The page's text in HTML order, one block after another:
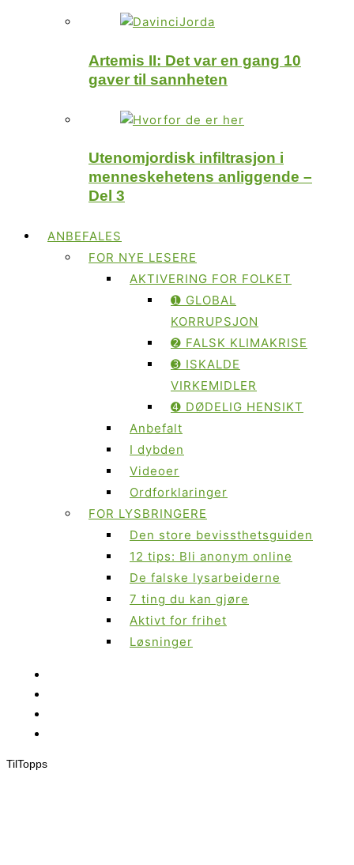
Artemis II: Det var en gang 10
gaver til sannheten
Utenomjordisk infiltrasjon i
menneskehetens anliggende –
Del 3
ANBEFALES
FOR NYE LESERE
AKTIVERING FOR FOLKET
➊ GLOBAL
KORRUPSJON
➋ FALSK KLIMAKRISE
➌ ISKALDE
VIRKEMIDLER
➍ DØDELIG HENSIKT
Anbefalt
I dybden
Videoer
Ordforklaringer
FOR LYSBRINGERE
Den store bevissthetsguiden
12 tips: Bli anonym online
De falske lysarbeiderne
7 ting du kan gjøre
Aktivt for frihet
Løsninger
TilTopps